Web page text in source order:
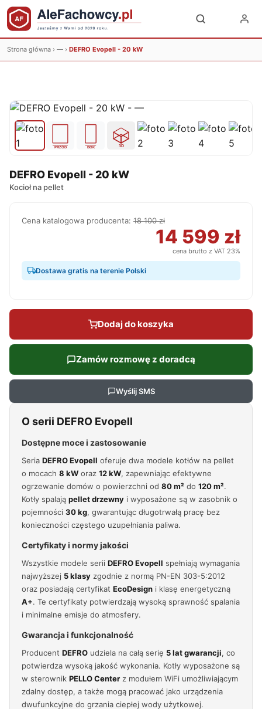
Strona główna › — › DEFRO Evopell - 20 kW
DEFRO Evopell - 20 kW
Kocioł na pellet
Cena katalogowa producenta: 18 100 zł
14 599 zł
cena brutto z VAT 23%
Dostawa gratis na terenie Polski
Dodaj do koszyka
Zamów rozmowę z doradcą
Wyślij SMS
O serii DEFRO Evopell
Dostępne moce i zastosowanie
Seria DEFRO Evopell oferuje dwa modele kotłów na pellet
o mocach 8 kW oraz 12 kW, zapewniając efektywne
ogrzewanie domów o powierzchni od 80 m² do 120 m².
Kotły spalają pellet drzewny i wyposażone są w zasobnik o
pojemności 30 kg, gwarantując długotrwałą pracę bez
konieczności częstego uzupełniania paliwa.
Certyfikaty i normy jakości
Wszystkie modele serii DEFRO Evopell spełniają wymagania
najwyższej 5 klasy zgodnie z normą PN-EN 303-5:2012
oraz posiadają certyfikat EcoDesign i klasę energetyczną
A+. Te certyfikaty potwierdzają wysoką sprawność spalania
i minimalne emisje do atmosfery.
Gwarancja i funkcjonalność
Producent DEFRO udziela na całą serię 5 lat gwarancji, co
potwierdza wysoką jakość wykonania. Kotły wyposażone są
w sterownik PELLO Center z modułem WiFi umożliwiającym
zdalny dostęp, a także mogą pracować jako urządzenia
dwufunkcyjne do grzania ciepłej wody użytkowej.